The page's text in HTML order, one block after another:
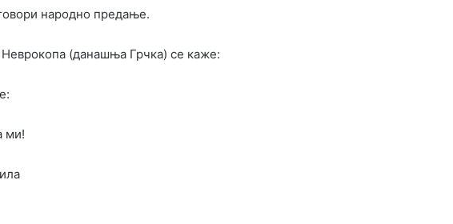
народно предање.
Неврокопа (данашња Грчка) се каже:
ми!